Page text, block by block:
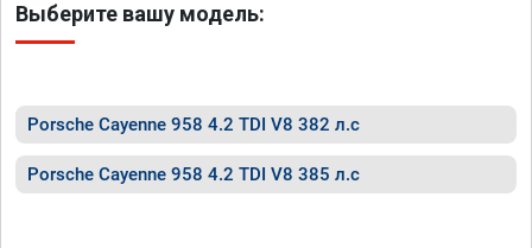
Выберите вашу модель:
Porsche Cayenne 958 4.2 TDI V8 382 л.с
Porsche Cayenne 958 4.2 TDI V8 385 л.с